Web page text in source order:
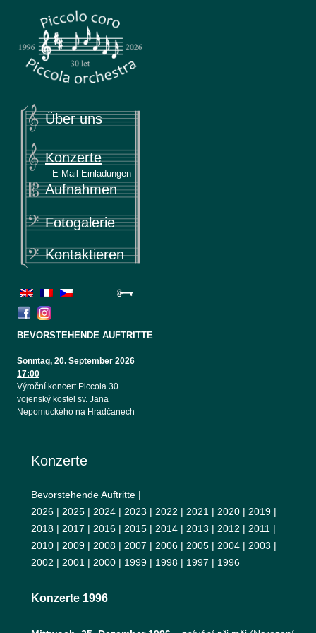
Piccola
Piccolo coro & Piccola orchestra
Über uns
Konzerte
E-Mail Einladungen
Aufnahmen
Fotogalerie
Kontaktieren
BEVORSTEHENDE AUFTRITTE
Sonntag, 20. September 2026
17:00
Výroční koncert Piccola 30
vojenský kostel sv. Jana
Nepomuckého na Hradčanech
Konzerte
Bevorstehende Auftritte |
2026 | 2025 | 2024 | 2023 | 2022 | 2021 | 2020 | 2019 |
2018 | 2017 | 2016 | 2015 | 2014 | 2013 | 2012 | 2011 |
2010 | 2009 | 2008 | 2007 | 2006 | 2005 | 2004 | 2003 |
2002 | 2001 | 2000 | 1999 | 1998 | 1997 | 1996
Konzerte 1996